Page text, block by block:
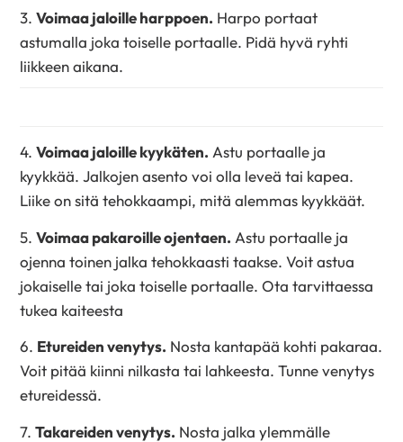
3.Voimaa jaloille harppoen. Harpo portaat
astumalla joka toiselle portaalle. Pidä hyvä ryhti
liikkeen aikana.
4.Voimaa jaloille kyykäten. Astu portaalle ja
kyykkää. Jalkojen asento voi olla leveä tai kapea.
Liike on sitä tehokkaampi, mitä alemmas kyykkäät.
5.Voimaa pakaroille ojentaen. Astu portaalle ja
ojenna toinen jalka tehokkaasti taakse. Voit astua
jokaiselle tai joka toiselle portaalle. Ota tarvittaessa
tukea kaiteesta
6. Etureiden venytys. Nosta kantapää kohti pakaraa.
Voit pitää kiinni nilkasta tai lahkeesta. Tunne venytys
etureidessä.
7.Takareiden venytys. Nosta jalka ylemmälle